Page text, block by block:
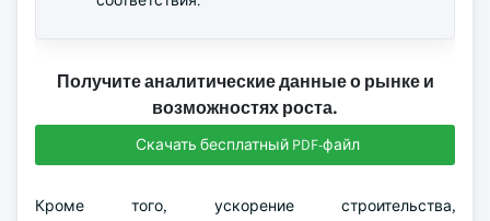
Получите аналитические данные о рынке и
возможностях роста.
Скачать бесплатный PDF-файл
Кроме того, ускорение строительства,